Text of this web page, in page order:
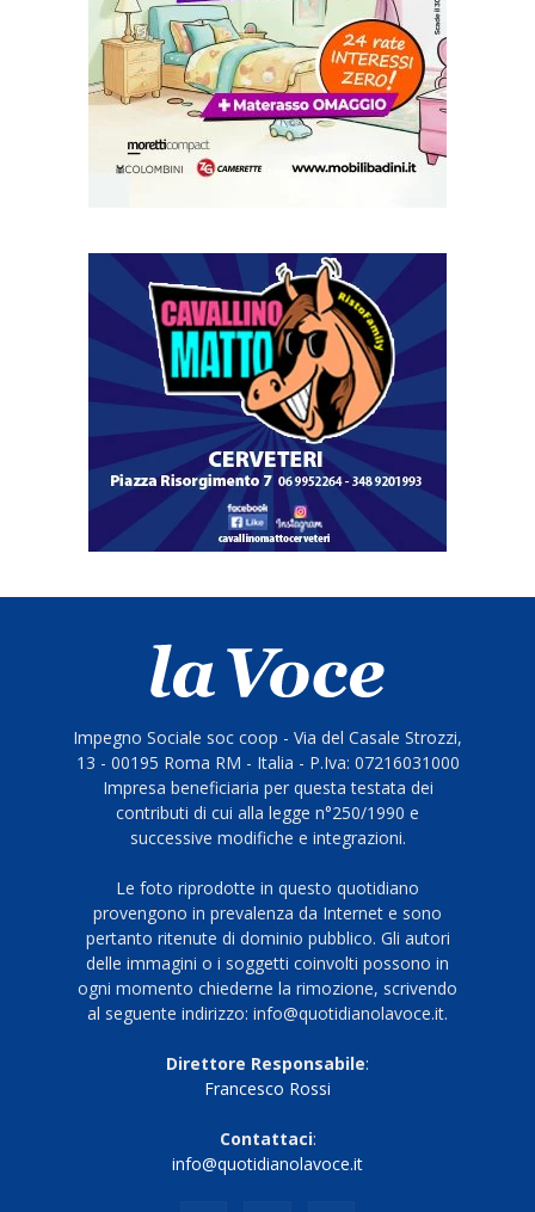
Impegno Sociale soc coop - Via del Casale Strozzi,
13 - 00195 Roma RM - Italia - P.Iva: 07216031000
Impresa beneficiaria per questa testata dei
contributi di cui alla legge n°250/1990 e
successive modifiche e integrazioni.
Le foto riprodotte in questo quotidiano
provengono in prevalenza da Internet e sono
pertanto ritenute di dominio pubblico. Gli autori
delle immagini o i soggetti coinvolti possono in
ogni momento chiederne la rimozione, scrivendo
al seguente indirizzo: info@quotidianolavoce.it.
Direttore Responsabile:
Francesco Rossi
Contattaci:
info@quotidianolavoce.it